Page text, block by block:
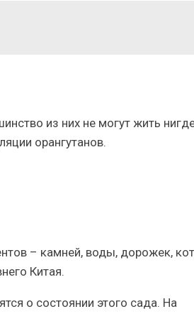
из них не могут жить
орангутанов.
– камней, воды, дорожек,
Китая.
о состоянии этого сада. На